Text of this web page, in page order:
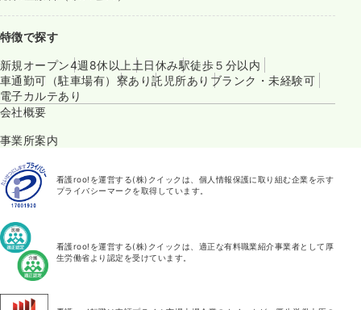
特徴で探す
新規オープン4週8休以上 土日休み駅徒歩５分以内
車通勤可（駐車場有） 寮あり託児所あり ブランク・未経験可
電子カルテあり
会社概要
事業所案内
看護roo!を運営する(株)クイックは、個人情報保護に取り組む企業を示す
プライバシーマークを取得しています。
看護roo!を運営する(株)クイックは、適正な有料職業紹介事業者として厚
生労働省より認定を受けています。